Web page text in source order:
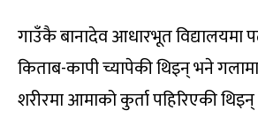
गाउँकै बानादेव आधारभूत विद्यालयमा
किताब-कापी च्यापेकी थिइन् भने
शरीरमा आमाको कुर्ता पहिरिएकी थिइन्